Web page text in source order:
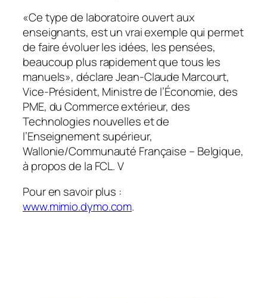
«Ce type de laboratoire ouvert aux
enseignants, est un vrai exemple qui permet
de faire évoluer les idées, les pensées,
beaucoup plus rapidement que tous les
manuels», déclare Jean-Claude Marcourt,
Vice-Président, Ministre de l’Économie, des
PME, du Commerce extérieur, des
Technologies nouvelles et de
l’Enseignement supérieur,
Wallonie/Communauté Française – Belgique,
à propos de la FCL. V
Pour en savoir plus :
www.mimio.dymo.com.